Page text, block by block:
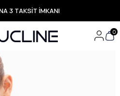
3 TAKSİT İMKANI
ÜCRETSİZ KARGO
Özel Fırsatlar
Hızlı Teslimat
0